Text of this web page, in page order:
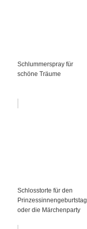
Schlummerspray für
schöne Träume
Schlosstorte für den
Prinzessinnengeburtstag
oder die Märchenparty